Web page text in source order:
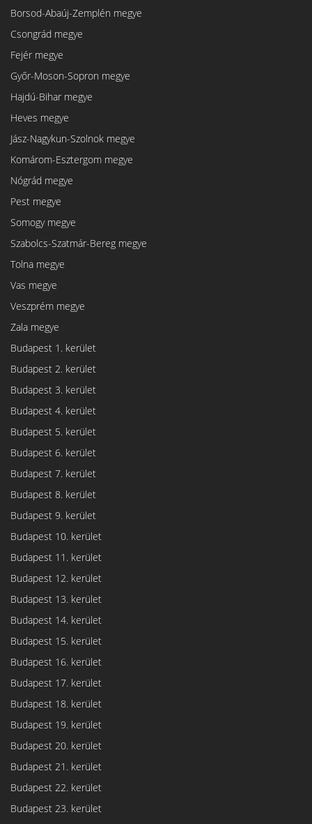
Borsod-Abaúj-Zemplén megye
Csongrád megye
Fejér megye
Győr-Moson-Sopron megye
Hajdú-Bihar megye
Heves megye
Jász-Nagykun-Szolnok megye
Komárom-Esztergom megye
Nógrád megye
Pest megye
Somogy megye
Szabolcs-Szatmár-Bereg megye
Tolna megye
Vas megye
Veszprém megye
Zala megye
Budapest 1. kerület
Budapest 2. kerület
Budapest 3. kerület
Budapest 4. kerület
Budapest 5. kerület
Budapest 6. kerület
Budapest 7. kerület
Budapest 8. kerület
Budapest 9. kerület
Budapest 10. kerület
Budapest 11. kerület
Budapest 12. kerület
Budapest 13. kerület
Budapest 14. kerület
Budapest 15. kerület
Budapest 16. kerület
Budapest 17. kerület
Budapest 18. kerület
Budapest 19. kerület
Budapest 20. kerület
Budapest 21. kerület
Budapest 22. kerület
Budapest 23. kerület